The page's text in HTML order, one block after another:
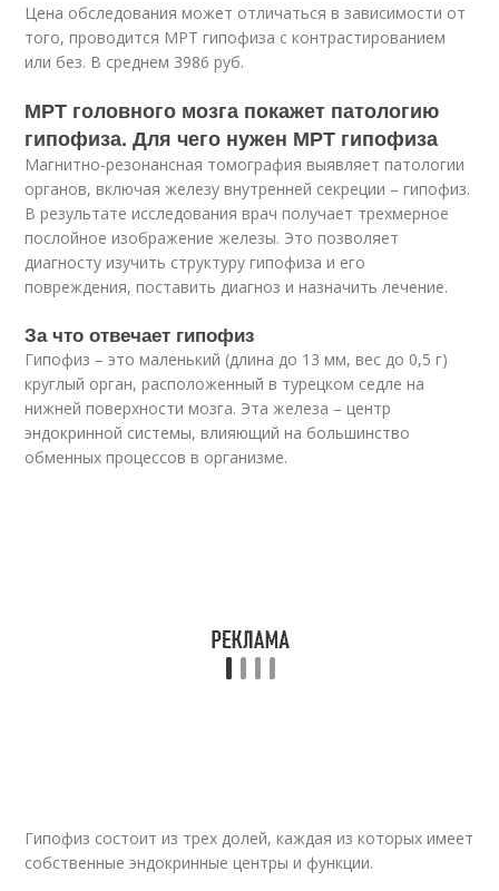
Цена обследования может отличаться в зависимости от
того, проводится МРТ гипофиза с контрастированием
или без. В среднем 3986 руб.
МРТ головного мозга покажет патологию
гипофиза. Для чего нужен МРТ гипофиза
Магнитно-резонансная томография выявляет патологии
органов, включая железу внутренней секреции – гипофиз.
В результате исследования врач получает трехмерное
послойное изображение железы. Это позволяет
диагносту изучить структуру гипофиза и его
повреждения, поставить диагноз и назначить лечение.
За что отвечает гипофиз
Гипофиз – это маленький (длина до 13 мм, вес до 0,5 г)
круглый орган, расположенный в турецком седле на
нижней поверхности мозга. Эта железа – центр
эндокринной системы, влияющий на большинство
обменных процессов в организме.
Гипофиз состоит из трех долей, каждая из которых имеет
собственные эндокринные центры и функции.